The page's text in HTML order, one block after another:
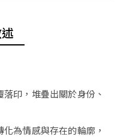
印，堆疊出關於身份、
為情感與存在的輪廓，